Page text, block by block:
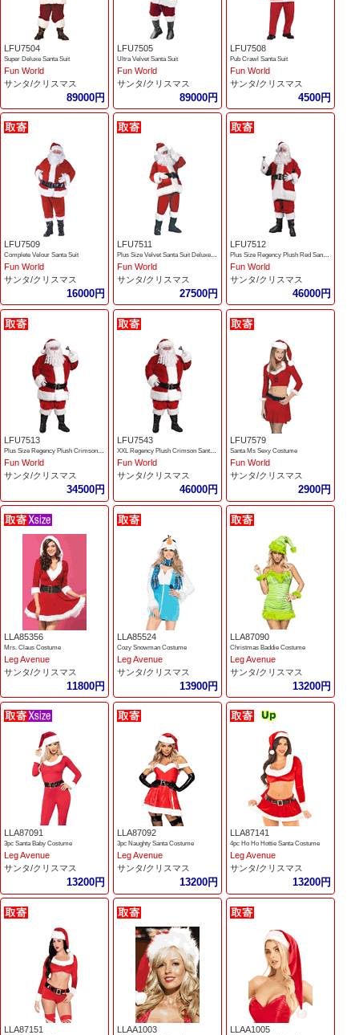
LFU7504
Super Deluxe Santa Suit
Fun World
サンタ/クリスマス
89000円
LFU7505
Ultra Velvet Santa Suit
Fun World
サンタ/クリスマス
89000円
LFU7508
Pub Crawl Santa Suit
Fun World
サンタ/クリスマス
4500円
LFU7509
Complete Velour Santa Suit
Fun World
サンタ/クリスマス
16000円
LFU7511
Plus Size Velvet Santa Suit Deluxe Velour
Fun World
サンタ/クリスマス
27500円
LFU7512
Plus Size Regency Plush Red Santa Suit
Fun World
サンタ/クリスマス
46000円
LFU7513
Plus Size Regency Plush Crimson Santa Suit
Fun World
サンタ/クリスマス
34500円
LFU7543
XXL Regency Plush Crimson Santa Suit
Fun World
サンタ/クリスマス
46000円
LFU7579
Santa Ms Sexy Costume
Fun World
サンタ/クリスマス
2900円
LLA85356
Mrs. Claus Costume
Leg Avenue
サンタ/クリスマス
11800円
LLA85524
Cozy Snowman Costume
Leg Avenue
サンタ/クリスマス
13900円
LLA87090
Christmas Baddie Costume
Leg Avenue
サンタ/クリスマス
13200円
LLA87091
3pc Santa Baby Costume
Leg Avenue
サンタ/クリスマス
13200円
LLA87092
3pc Naughty Santa Costume
Leg Avenue
サンタ/クリスマス
13200円
LLA87141
4pc Ho Ho Hottie Santa Costume
Leg Avenue
サンタ/クリスマス
13200円
LLA87151 LLAA1003 LLAA1005